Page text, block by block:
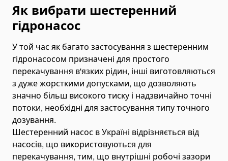
Переобладнання самоскидів, тягачів, спецтехніки
Аппарелі
Земснаряди
Дорожньо-будівельна спецтехніка
Автобетононасоси
Асфальтоукладачі та дорожні катки
Торкрет установки
Асфальтобетонна продукція
Асфальт
Будівництво доріг
Віброплити
Як вибрати шестеренний
гідронасос
У той час як багато застосування з шестеренним
гідронасосом призначені для простого
перекачування в'язких рідин, інші виготовляються
з дуже жорсткими допусками, що дозволяють
значно більш високого тиску і надзвичайно точні
потоки, необхідні для застосування типу точного
дозування.
Шестеренний насос в Україні відрізняється від
насосів, що використовуються для
перекачування, тим, що внутрішні робочі зазори